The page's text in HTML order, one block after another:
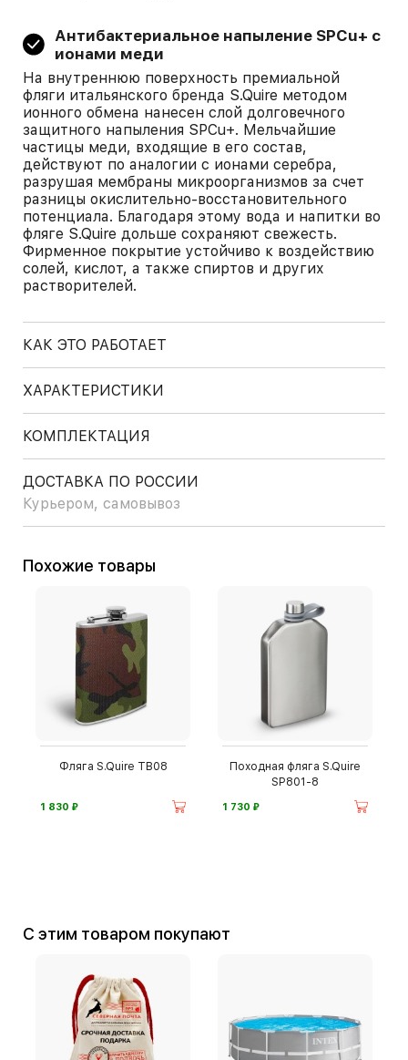
Антибактериальное напыление SPCu+ с
ионами меди
На внутреннюю поверхность премиальной
фляги итальянского бренда S.Quire методом
ионного обмена нанесен слой долговечного
защитного напыления SPCu+. Мельчайшие
частицы меди, входящие в его состав,
действуют по аналогии с ионами серебра,
разрушая мембраны микроорганизмов за счет
разницы окислительно-восстановительного
потенциала. Благодаря этому вода и напитки во
фляге S.Quire дольше сохраняют свежесть.
Фирменное покрытие устойчиво к воздействию
солей, кислот, а также спиртов и других
растворителей.
КАК ЭТО РАБОТАЕТ
ХАРАКТЕРИСТИКИ
КОМПЛЕКТАЦИЯ
ДОСТАВКА ПО РОССИИ
Курьером, самовывоз
Похожие товары
Фляга S.Quire TB08
1 830 ⃏
Походная фляга S.Quire
SP801-8
1 730 ⃏
С этим товаром покупают